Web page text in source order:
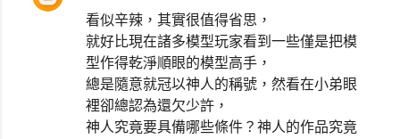
看似辛辣，其實很值得省思，
就好比現在諸多模型玩家看到一些僅是把模
型作得乾淨順眼的模型高手，
總是隨意就冠以神人的稱號，然看在小弟眼
裡卻總認為還欠少許，
神人究竟要具備哪些條件？神人的作品究竟